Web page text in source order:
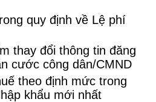
quy định về Lệ phí
thay đổi thông tin đăng
cước công dân/CMND
theo định mức trong
khẩu mới nhất